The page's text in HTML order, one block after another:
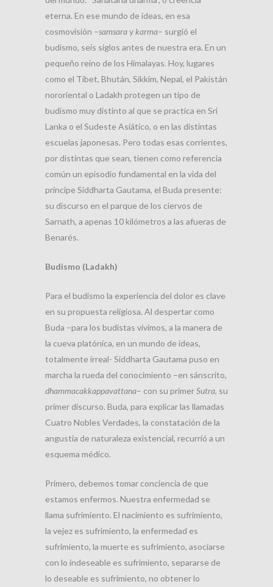
eterna. En ese mundo de ideas, en esa
cosmovisión –samsaraykarma– surgió el
budismo, seis siglos antes de nuestra era. En un
pequeño reino de los Himalayas. Hoy, lugares
como el Tíbet, Bhután, Sikkim, Nepal, el Pakistán
nororiental o Ladakh protegen un tipo de
budismo muy distinto al que se practica en Sri
Lanka o el Sudeste Asiático, o en las distintas
escuelas japonesas. Pero todas esas corrientes,
por distintas que sean, tienen como referencia
común un episodio fundamental en la vida del
príncipe Siddharta Gautama, el Buda presente:
su discurso en el parque de los ciervos de
Sarnath, a apenas 10 kilómetros a las afueras de
Benarés.
Budismo (Ladakh)
Para el budismo la experiencia del dolor es clave
en su propuesta religiosa. Al despertar como
Buda –para los budistas vivimos, a la manera de
la cueva platónica, en un mundo de ideas,
totalmente irreal- Siddharta Gautama puso en
marcha la rueda del conocimiento –en sánscrito,
dhammacakkappavattana– con su primerSutra, su
primer discurso. Buda, para explicar las llamadas
Cuatro Nobles Verdades, la constatación de la
angustia de naturaleza existencial, recurrió a un
esquema médico.
Primero, debemos tomar conciencia de que
estamos enfermos. Nuestra enfermedad se
llama sufrimiento. El nacimiento es sufrimiento,
la vejez es sufrimiento, la enfermedad es
sufrimiento, la muerte es sufrimiento, asociarse
con lo indeseable es sufrimiento, separarse de
lo deseable es sufrimiento, no obtener lo